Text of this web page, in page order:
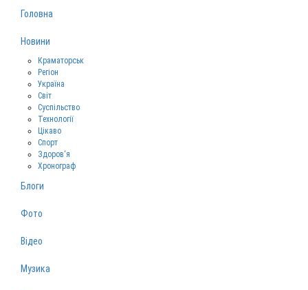
Головна
Новини
Краматорськ
Регіон
Україна
Світ
Суспільство
Технології
Цікаво
Спорт
Здоров‘я
Хронограф
Блоги
Фото
Відео
Музика